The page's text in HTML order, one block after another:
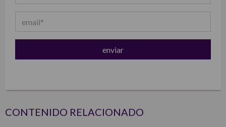
CONTENIDO RELACIONADO